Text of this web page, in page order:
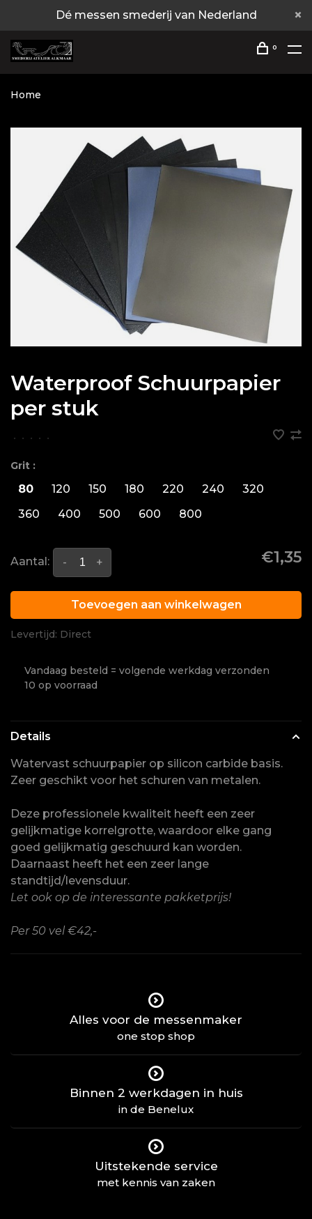
Dé messen smederij van Nederland
0
Home
Waterproof Schuurpapier
per stuk
• • • • •
Grit :
80 120 150 180 220 240
320
360
400 500 600 800
Aantal: +
- €1,35
Toevoegen aan winkelwagen
Levertijd: Direct
Vandaag besteld = volgende werkdag verzonden
10 op voorraad
Details
Watervast schuurpapier op silicon carbide basis.
Zeer geschikt voor het schuren van metalen.
Deze professionele kwaliteit heeft een zeer
gelijkmatige korrelgrotte, waardoor elke gang
goed gelijkmatig geschuurd kan worden.
Daarnaast heeft het een zeer lange
standtijd/levensduur.
Let ook op de interessante pakketprijs!
Per 50 vel €42,-
Alles voor de messenmaker
one stop shop
Binnen 2 werkdagen in huis
in de Benelux
Uitstekende service
met kennis van zaken